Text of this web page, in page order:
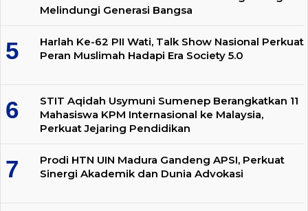
Melindungi Generasi Bangsa
Harlah Ke-62 PII Wati, Talk Show Nasional Perkuat
Peran Muslimah Hadapi Era Society 5.0
STIT Aqidah Usymuni Sumenep Berangkatkan 11
Mahasiswa KPM Internasional ke Malaysia,
Perkuat Jejaring Pendidikan
Prodi HTN UIN Madura Gandeng APSI, Perkuat
Sinergi Akademik dan Dunia Advokasi